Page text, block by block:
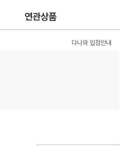
연관상품
다나와 입점안내